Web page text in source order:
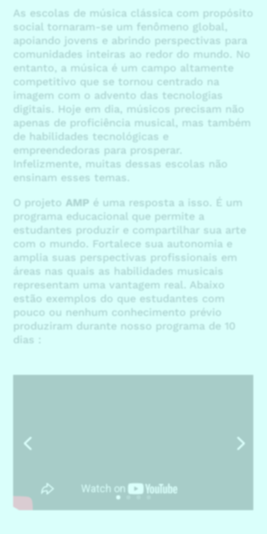
As escolas de música clássica com propósito
social tornaram-se um fenômeno global,
apoiando jovens e abrindo perspectivas para
comunidades inteiras ao redor do mundo. No
entanto, a música é um campo altamente
competitivo que se tornou centrado na
imagem com o advento das tecnologias
digitais. Hoje em dia, músicos precisam não
apenas de proficiência musical, mas também
de habilidades tecnológicas e
empreendedoras para prosperar.
Infelizmente, muitas dessas escolas não
ensinam esses temas.
O projeto AMP é uma resposta a isso. É um
programa educacional que permite a
estudantes produzir e compartilhar sua arte
com o mundo. Fortalece sua autonomia e
amplia suas perspectivas profissionais em
áreas nas quais as habilidades musicais
representam uma vantagem real. Abaixo
estão exemplos do que estudantes com
pouco ou nenhum conhecimento prévio
produziram durante nosso programa de 10
dias :